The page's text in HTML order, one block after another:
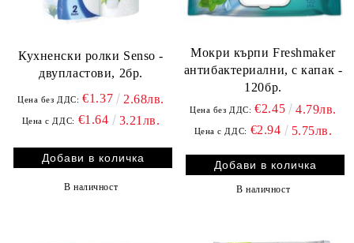
Кухненски ролки Senso -
двупластови, 2бр.
Цена без ДДС: €1.37 2.68лв.
Цена с ДДС: €1.64 3.21лв.
В наличност
Мокри кърпи Freshmaker
антибактериални, с капак -
120бр.
Цена без ДДС: €2.45 4.79лв.
Цена с ДДС: €2.94 5.75лв.
В наличност